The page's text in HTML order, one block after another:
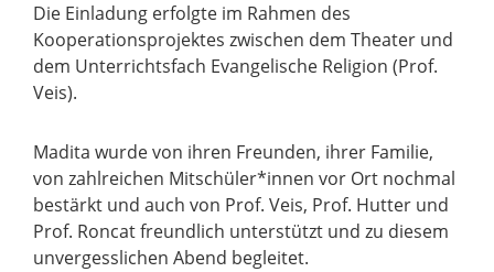
Die Einladung erfolgte im Rahmen des
Kooperationsprojektes zwischen dem Theater und
dem Unterrichtsfach Evangelische Religion (Prof.
Veis).
Madita wurde von ihren Freunden, ihrer Familie,
von zahlreichen Mitschüler*innen vor Ort nochmal
bestärkt und auch von Prof. Veis, Prof. Hutter und
Prof. Roncat freundlich unterstützt und zu diesem
unvergesslichen Abend begleitet.